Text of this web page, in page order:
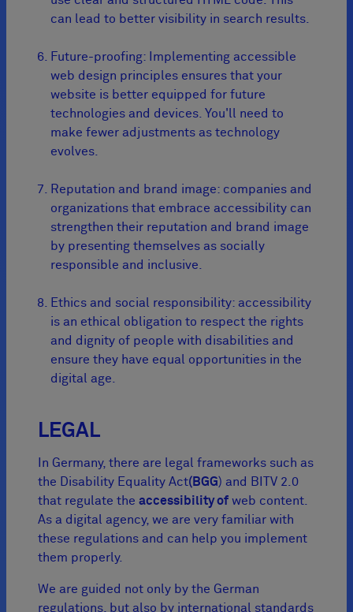
can lead to better visibility in search results.
Future-proofing: Implementing accessible
web design principles ensures that your
website is better equipped for future
technologies and devices. You'll need to
make fewer adjustments as technology
evolves.
Reputation and brand image: companies and
organizations that embrace accessibility can
strengthen their reputation and brand image
by presenting themselves as socially
responsible and inclusive.
Ethics and social responsibility: accessibility
is an ethical obligation to respect the rights
and dignity of people with disabilities and
ensure they have equal opportunities in the
digital age.
LEGAL
In Germany, there are legal frameworks such as
the Disability Equality Act(BGG) and BITV 2.0
that regulate the accessibility of web content.
As a digital agency, we are very familiar with
these regulations and can help you implement
them properly.
We are guided not only by the German
regulations, but also by international standards